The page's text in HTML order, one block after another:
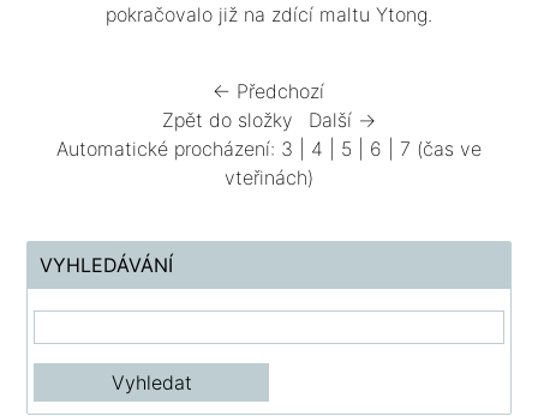
pokračovalo již na zdící maltu Ytong.
← Předchozí
Zpět do složky
Další →
Automatické procházení: 3 4 5 6 7 (čas ve
vteřinách)
VYHLEDÁVÁNÍ